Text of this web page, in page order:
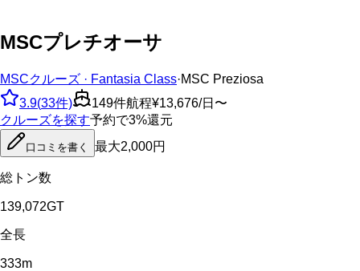
MSCプレチオーサ
MSCクルーズ · Fantasia Class·MSC Preziosa
3.9(33件) 149件航程¥13,676/日〜
クルーズを探す予約で3%還元
口コミを書く 最大2,000円
総トン数
139,072GT
全長
333m